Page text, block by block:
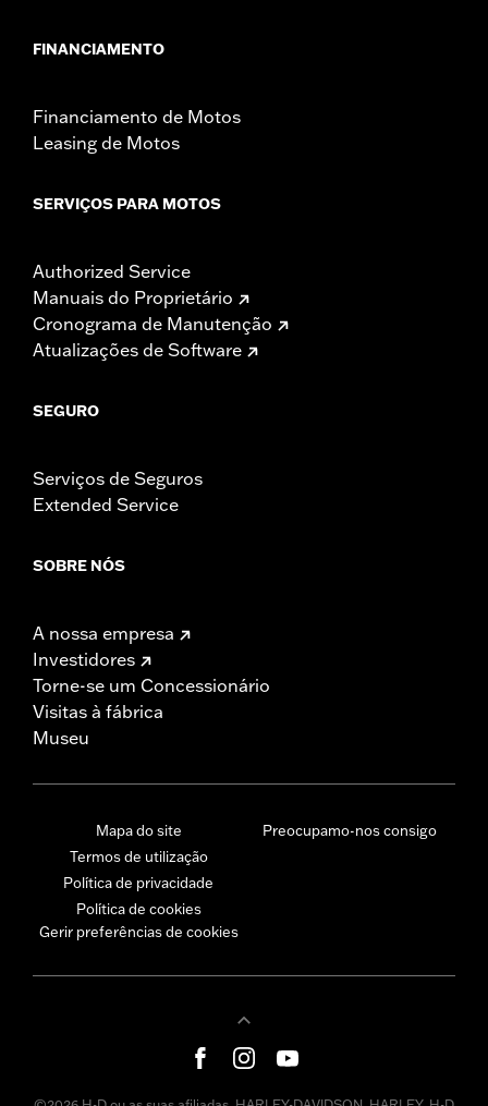
FINANCIAMENTO
Financiamento de Motos
Leasing de Motos
SERVIÇOS PARA MOTOS
Authorized Service
Manuais do Proprietário
Cronograma de Manutenção
Atualizações de Software
SEGURO
Serviços de Seguros
Extended Service
SOBRE NÓS
A nossa empresa
Investidores
Torne-se um Concessionário
Visitas à fábrica
Museu
Mapa do site
Termos de utilização
Política de privacidade
Política de cookies
Gerir preferências de cookies
Preocupamo-nos consigo